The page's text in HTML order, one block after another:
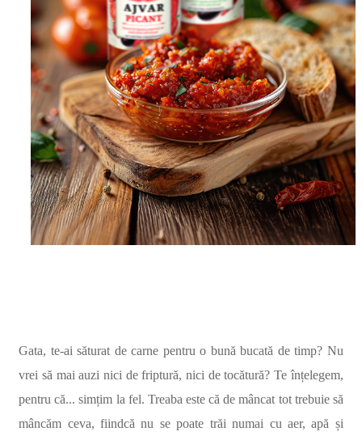
Gata, te-ai săturat de carne pentru o bună bucată de timp? Nu
vrei să mai auzi nici de friptură, nici de tocătură? Te înțelegem,
pentru că... simțim la fel. Treaba este că de mâncat tot trebuie să
mâncăm ceva, fiindcă nu se poate trăi numai cu aer, apă și